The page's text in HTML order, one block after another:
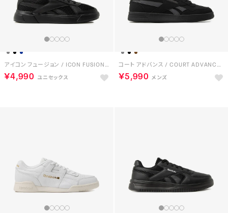
アイコン フュージョン / ICON FUSION SA （ブラック）
￥4,990
コート アドバンス / COURT ADVANCE SA （ブラック）
￥5,990